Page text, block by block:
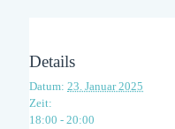
Details
Datum: 23. Januar 2025
Zeit:
18:00 - 20:00